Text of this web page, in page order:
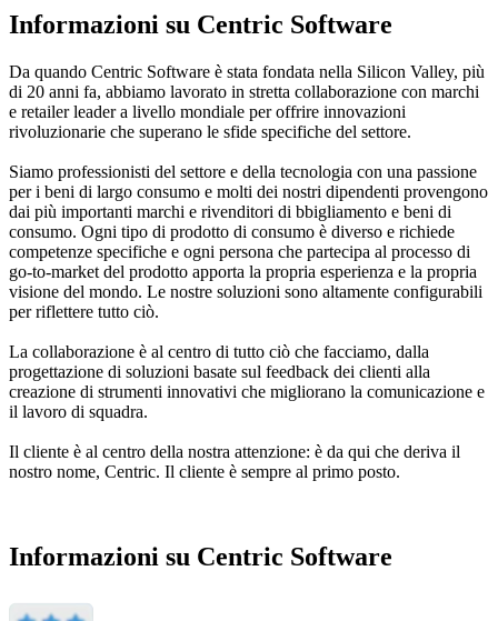
Informazioni su Centric Software
Da quando Centric Software è stata fondata nella Silicon Valley, più
di 20 anni fa, abbiamo lavorato in stretta collaborazione con marchi
e retailer leader a livello mondiale per offrire innovazioni
rivoluzionarie che superano le sfide specifiche del settore.
Siamo professionisti del settore e della tecnologia con una passione
per i beni di largo consumo e molti dei nostri dipendenti provengono
dai più importanti marchi e rivenditori di bbigliamento e beni di
consumo. Ogni tipo di prodotto di consumo è diverso e richiede
competenze specifiche e ogni persona che partecipa al processo di
go-to-market del prodotto apporta la propria esperienza e la propria
visione del mondo. Le nostre soluzioni sono altamente configurabili
per riflettere tutto ciò.
La collaborazione è al centro di tutto ciò che facciamo, dalla
progettazione di soluzioni basate sul feedback dei clienti alla
creazione di strumenti innovativi che migliorano la comunicazione e
il lavoro di squadra.
Il cliente è al centro della nostra attenzione: è da qui che deriva il
nostro nome, Centric. Il cliente è sempre al primo posto.
Informazioni su Centric Software